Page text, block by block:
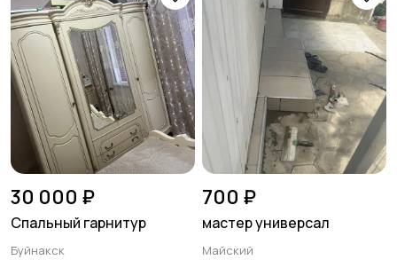
30 000 ₽
Спальный гарнитур
Буйнакск
700 ₽
мастер универсал
Майский